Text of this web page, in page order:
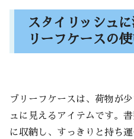
スタイリッシュ
リーフケースの
ブリーフケースは、荷物が
ュに見えるアイテムです。
に収納し、すっきりと持ち